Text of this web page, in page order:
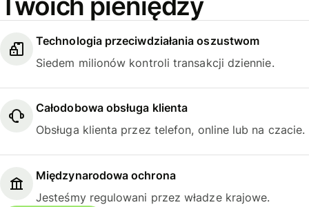
Technologia przeciwdziałania oszustwom
Siedem milionów kontroli transakcji dziennie.
Całodobowa obsługa klienta
Obsługa klienta przez telefon, online lub na czacie.
Międzynarodowa ochrona
Jesteśmy regulowani przez władze krajowe.